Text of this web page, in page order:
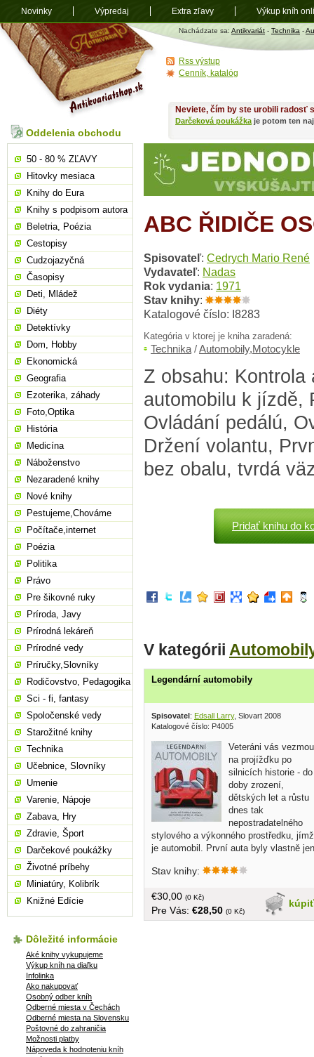
Antikvariát
shop.sk
Nachádzate sa: Antikvariát - Technika -
ABC ŘIDIČE
Spisovateľ: Cedrych Mario René
Vydavateľ: Nadas
Rok vydania: 1971
Stav knihy:
Katalogové číslo: I8283
Kategória v ktorej je kniha zaradená:
Technika /Automobily,Motocykle
Z obsahu: Kontrola
automobilu k jízdě,
Ovládání pedálú,
Držení volantu,
bez obalu, tvrdá
Pridať knihu do
V kategórii
Legendární automobily
Spisovatel: Edsall Larry, Slovart 2008
Katalogové číslo: P4005
Veteráni vás vezmou
na projížďku po
silnicích historie - do
doby zrození,
dětských let a růstu
dnes tak
nepostradatelného
stylového a výkonného prostředku, jímž
je automobil. První auta byly vlastně jen
spalovacími motory - jediný rozdíl
Karoserie , která v té době chránila
mechanické části i cestující, nám dnes
připomíná spíš krabici na sušenky. Brzy
Stav knihy:
kúpiť
€30,00 (0 Kč)
Pre Vás: €28,50 (0 Kč)
Neviete, čím by ste urobili radosť
Darčeková poukážka je potom ten
Oddelenia obchodu
50 - 80 % ZĽAVY
Hitovky mesiaca
Knihy do Eura
Knihy s podpisom autora
Beletria, Poézia
Cestopisy
Cudzojazyčná
Časopisy
Deti, Mládež
Diéty
Detektívky
Dom, Hobby
Ekonomická
Geografia
Ezoterika, záhady
Foto,Optika
História
Medicína
Náboženstvo
Nezaradené knihy
Nové knihy
Pestujeme,Chováme
Počítače,internet
Poézia
Politika
Právo
Pre šikovné ruky
Príroda, Javy
Prírodná lekáreň
Prírodné vedy
Príručky,Slovníky
Rodičovstvo, Pedagogika
Sci - fi, fantasy
Spoločenské vedy
Starožitné knihy
Technika
Učebnice, Slovníky
Umenie
Varenie, Nápoje
Zabava, Hry
Zdravie, Šport
Darčekové poukážky
Životné príbehy
Miniatúry, Kolibrík
Knižné Edície
Dôležité informácie
Aké knihy vykupujeme
Výkup kníh na diaľku
Infolinka
Ako nakupovať
Osobný odber kníh
Odberné miesta v Čechách
Odberné miesta na Slovensku
Poštovné do zahraničia
Možnosti platby
Nápoveda k hodnoteniu kníh
Rss výstup
Cenník, katalóg
Novinky Výpredaj Extra zľavy Výkup kníh